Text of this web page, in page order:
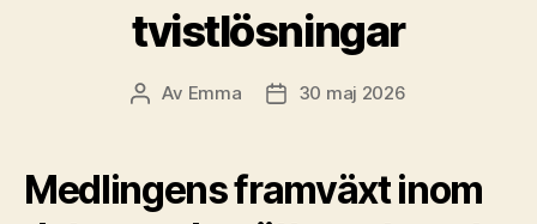
tvistlösningar
Inläggsförfattare
Av Emma Inläggsdatum
30 maj 2026
Medlingens framväxt inom